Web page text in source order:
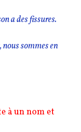
a des fissures.
sommes en
à un nom et